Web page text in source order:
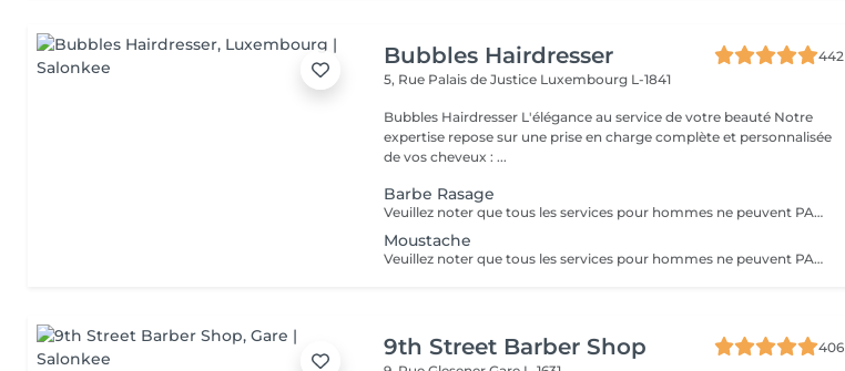
Bubbles Hairdresser
442
5, Rue Palais de Justice Luxembourg L-1841
Bubbles Hairdresser L'élégance au service de votre beauté Notre
expertise repose sur une prise en charge complète et personnalisée
de vos cheveux : ...
Barbe Rasage
Veuillez noter que tous les services pour hommes ne peuvent PAS être réservés en ligne. Merci d'appeler ou de passer pour réserver ces derniers. Quiconque ne respecte pas cela et réserve un service pour femme à la place ou utilise le compte d'une femme pour bloquer du temps pour le service d'un homme sera bloqué de toutes les réservations futures.
Moustache
Veuillez noter que tous les services pour hommes ne peuvent PAS être réservés en ligne. Merci d'appeler ou de passer pour réserver ces derniers. Quiconque ne respecte pas cela et réserve un service pour femme à la place ou utilise le compte d'une femme pour bloquer du temps pour le service d'un homme sera bloqué de toutes les réservations futures.
9th Street Barber Shop
406